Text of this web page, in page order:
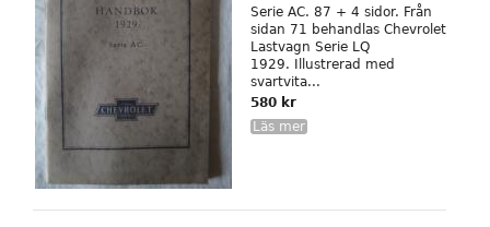
Serie AC. 87 + 4 sidor. Från
sidan 71 behandlas Chevrolet
Lastvagn Serie LQ
1929. Illustrerad med
svartvita...
580 kr
Läs mer